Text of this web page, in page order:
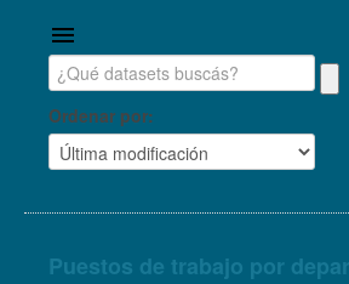
Ordenar por
Puestos de trabajo por